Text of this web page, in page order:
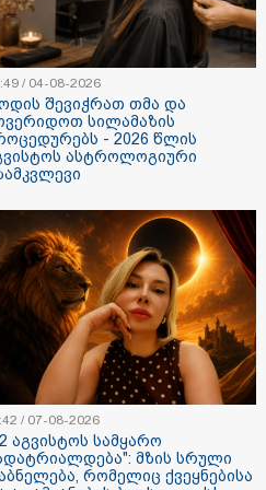
რაღაც
10:49 / 04-08-2026
როდის
მოვერიდოთ
აგვისტოს
გზამკვლევი
11:42 / 07-08-2026
"12 აგვისტოს
დაბნელება,
და
ასტროლოგის
/ 04-08-2026
შევიჭრათ თმა და
სილამაზის
- 2026 წლის
ასტროლოგიური
/ 07-08-2026
აგვისტოს სამყარო
მზის სრული
რომელიც ქვეყნებისა